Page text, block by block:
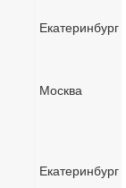
Екатеринбург
Москва
Екатеринбург